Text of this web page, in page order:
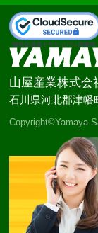
山屋産業株式会
石川県河北郡津幡
Copyright©Yamaya